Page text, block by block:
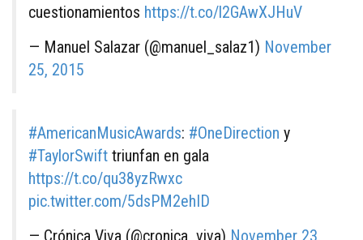
cuestionamientos https://t.co/l2GAwXJHuV
— Manuel Salazar (@manuel_salaz1) November
25, 2015
#AmericanMusicAwards: #OneDirection y
#TaylorSwift triunfan en gala
https://t.co/qu38yzRwxc
pic.twitter.com/5dsPM2ehID
— Crónica Viva (@cronica_viva) November 23,